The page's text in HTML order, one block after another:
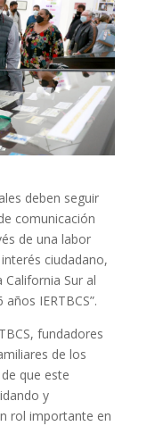
deben seguir
comunicación
de una labor
ciudadano,
Sur al
IERTBCS”.
fundadores
de los
que este
y
rol importante en